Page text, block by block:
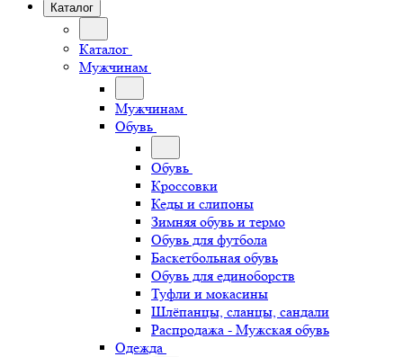
Каталог
Каталог
Мужчинам
Мужчинам
Обувь
Обувь
Кроссовки
Кеды и слипоны
Зимняя обувь и термо
Обувь для футбола
Баскетбольная обувь
Обувь для единоборств
Туфли и мокасины
Шлёпанцы, сланцы, сандали
Распродажа - Мужская обувь
Одежда